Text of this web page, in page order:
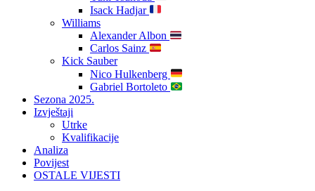
Isack Hadjar
Williams
Alexander Albon
Carlos Sainz
Kick Sauber
Nico Hulkenberg
Gabriel Bortoleto
Sezona 2025.
Izvještaji
Utrke
Kvalifikacije
Analiza
Povijest
OSTALE VIJESTI